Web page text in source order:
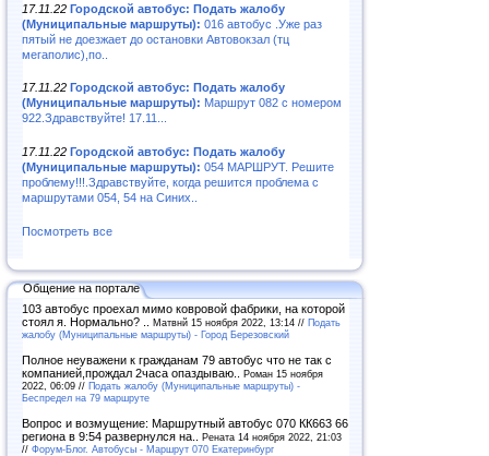
17.11.22 Городской автобус: Подать жалобу
(Муниципальные маршруты): 016 автобус .Уже раз
пятый не доезжает до остановки Автовокзал (тц
мегаполис),по..
17.11.22 Городской автобус: Подать жалобу
(Муниципальные маршруты): Маршрут 082 с номером
922.Здравствуйте! 17.11...
17.11.22 Городской автобус: Подать жалобу
(Муниципальные маршруты): 054 МАРШРУТ. Решите
проблему!!!.Здравствуйте, когда решится проблема с
маршрутами 054, 54 на Синих..
Посмотреть все
Общение на портале
103 автобус проехал мимо ковровой фабрики, на которой
стоял я. Нормально? .. Матвнй 15 ноября 2022, 13:14 // Подать
жалобу (Муниципальные маршруты) - Город Березовский
Полное неуважени к гражданам 79 автобус что не так с
компанией,прождал 2часа опаздываю.. Роман 15 ноября
2022, 06:09 // Подать жалобу (Муниципальные маршруты) -
Беспредел на 79 маршруте
Вопрос и возмущение: Маршрутный автобус 070 КК663 66
региона в 9:54 развернулся на.. Рената 14 ноября 2022, 21:03
// Форум-Блог. Автобусы - Маршрут 070 Екатеринбург